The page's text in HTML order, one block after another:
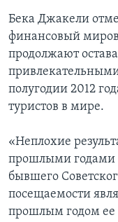
Бека Джакели
финансовый
продолжают
полугодии 2012
туристов в мире.
«Неплохие
прошлыми годами
бывшего
посещаемости
прошлым годом ее